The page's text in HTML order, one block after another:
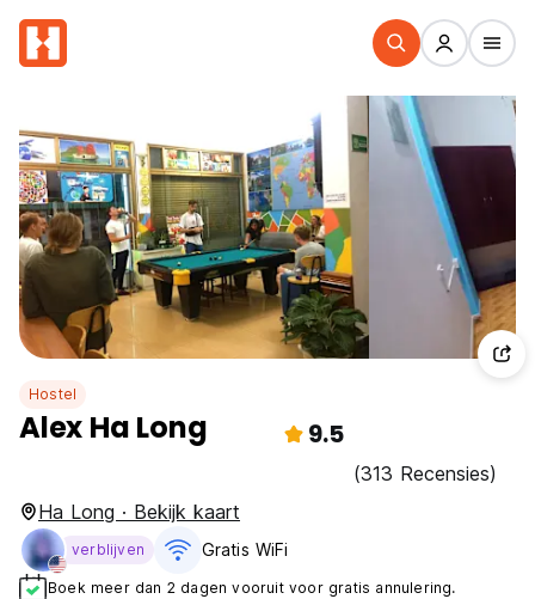
Hostel
Alex Ha Long 9.5
(313 Recensies)
Ha Long · Bekijk kaart
verblijven Gratis WiFi
Boek meer dan 2 dagen vooruit voor gratis annulering.